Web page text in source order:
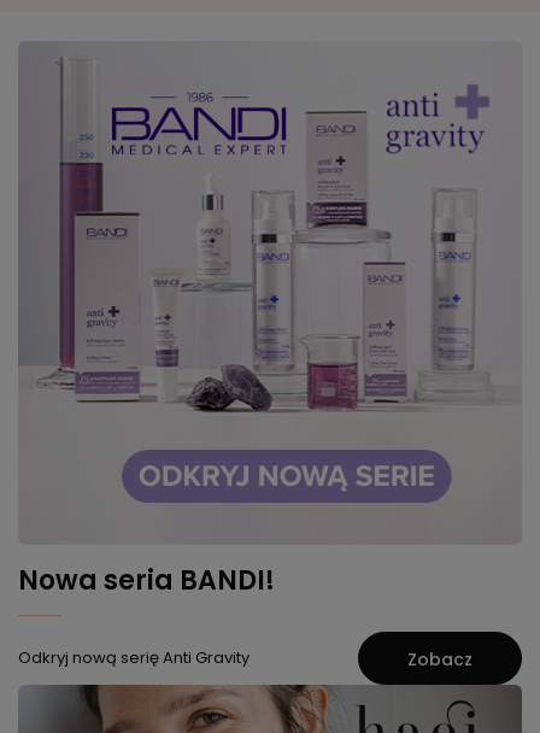
Nowa seria BANDI!
Odkryj nową serię Anti Gravity Zobacz